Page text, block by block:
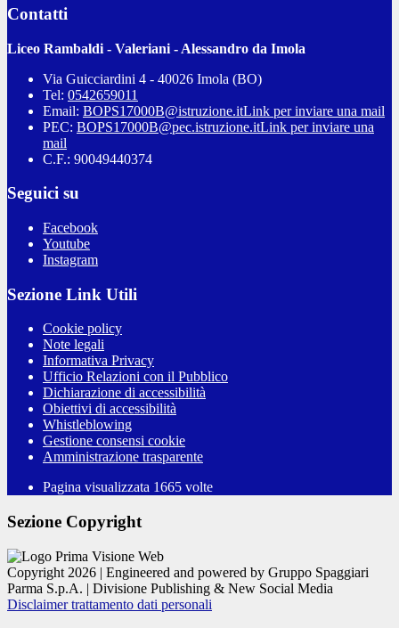
Contatti
Liceo Rambaldi - Valeriani - Alessandro da Imola
Via Guicciardini 4 - 40026 Imola (BO)
Tel: 0542659011
Email: BOPS17000B@istruzione.itLink per inviare una mail
PEC: BOPS17000B@pec.istruzione.itLink per inviare una
mail
C.F.: 90049440374
Seguici su
Facebook
Youtube
Instagram
Sezione Link Utili
Cookie policy
Note legali
Informativa Privacy
Ufficio Relazioni con il Pubblico
Dichiarazione di accessibilità
Obiettivi di accessibilità
Whistleblowing
Gestione consensi cookie
Amministrazione trasparente
Pagina visualizzata 1665 volte
Sezione Copyright
Copyright 2026 | Engineered and powered by Gruppo Spaggiari
Parma S.p.A. | Divisione Publishing & New Social Media
Disclaimer trattamento dati personali